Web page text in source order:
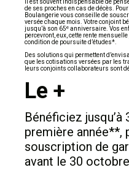
Il est souvent indispensable de
de ses proches en cas de décès.
Boulangerie vous conseille de
versée chaque mois. Votre conjoint
jusqu’à son 65e anniversaire. Vos
percevront, eux, cette rente
condition de poursuite d’études*.
Des solutions qui permettent
que les cotisations versées par les
leurs conjoints collaborateurs sont
Le +
Bénéficiez
première année**,
souscription de
avant le 30